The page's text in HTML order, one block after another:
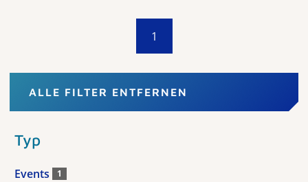
1
ALLE FILTER ENTFERNEN
Typ
Events 1